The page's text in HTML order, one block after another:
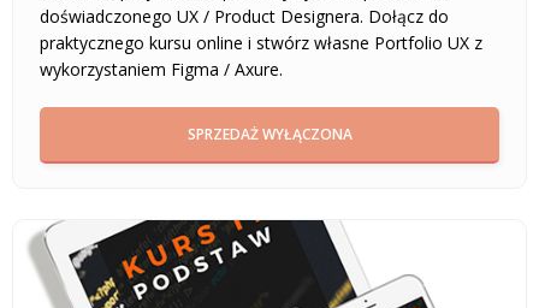
doświadczonego UX / Product Designera. Dołącz do
praktycznego kursu online i stwórz własne Portfolio UX z
wykorzystaniem Figma / Axure.
SPRZEDAŻ WYŁĄCZONA